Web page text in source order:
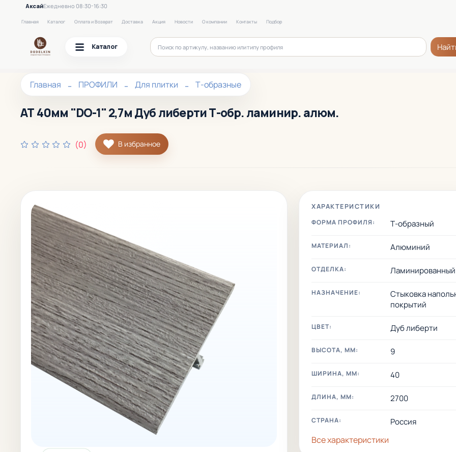
АксайЕжедневно 08:30-16:30
Главная Каталог Оплата и Возврат Доставка Акция Новости О компании Контакты Подбор
Каталог
Главная ПРОФИЛИ Для плитки Т-образные
АТ 40мм "DO-1" 2,7м Дуб либерти Т-обр. ламинир. алюм.
(0) В избранное
ХАРАКТЕРИСТИКИ
ФОРМА ПРОФИЛЯ:
Т-образный
МАТЕРИАЛ: Алюминий
ОТДЕЛКА: Ламинированный
НАЗНАЧЕНИЕ:
Стыковка
покрытий
ЦВЕТ: Дуб либерти
ВЫСОТА, ММ: 9
ШИРИНА, ММ: 40
ДЛИНА, ММ: 2700
СТРАНА: Россия
Все характеристики